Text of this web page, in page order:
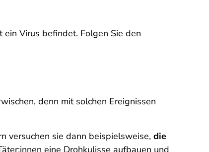
Virus befindet. Folgen Sie den
denn mit solchen Ereignissen
versuchen sie dann beispielsweise, die
eine Drohkulisse aufbauen und